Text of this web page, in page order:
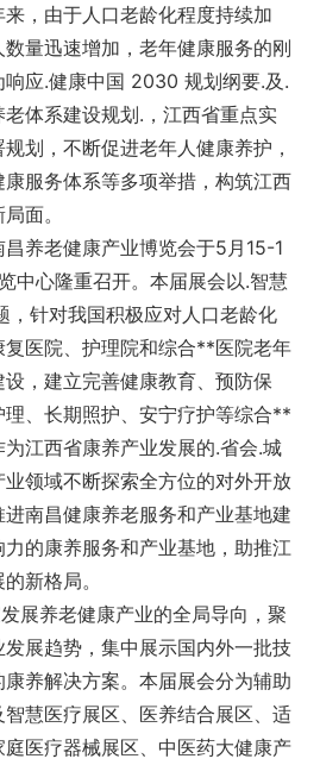
，由于人口老龄化程度持续加
量迅速增加，老年健康服务的刚
应.健康中国 2030 规划纲要.及.
体系建设规划.，江西省重点实
划，不断促进老年人健康养护，
服务体系等多项举措，构筑江西
面。
养老健康产业博览会于5月15-1
中心隆重召开。本届展会以.智慧
，针对我国积极应对人口老龄化
复医院、护理院和综合**医院老年
，建立完善健康教育、预防保
、长期照护、安宁疗护等综合**
江西省康养产业发展的.省会.城
领域不断探索全方位的对外开放
南昌健康养老服务和产业基地建
的康养服务和产业基地，助推江
新格局。
展养老健康产业的全局导向，聚
展趋势，集中展示国内外一批技
养解决方案。本届展会分为辅助
慧医疗展区、医养结合展区、适
医疗器械展区、中医药大健康产